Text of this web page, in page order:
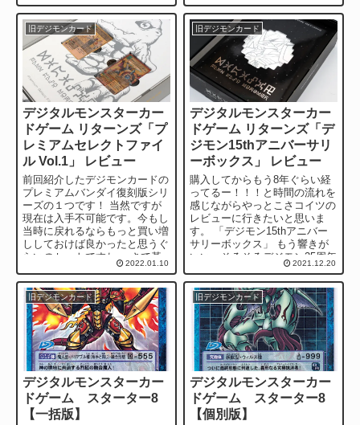
旧デジモンカード
デジタルモンスターカー
ドゲーム リターンズ「プ
レミアムセレクトファイ
ル Vol.1」 レビュー
前回紹介したデジモンカードの
プレミアムバンダイ復刻版シリ
ーズの１つです！ 当然ですが
現在は入手不可能です。今もし
当時に戻れるならもっと買い増
ししておけば良かったと思うぐ
らいのセットですね。 さて基
本的な情報としては...
2022.01.10
旧デジモンカード
デジタルモンスターカー
ドゲーム リターンズ「デ
ジモン15thアニバーサリ
ーボックス」 レビュー
購入してからもう8年ぐらい経
ってるー！！！と時間の流れを
感じながらやっとこさコイツの
レビューに行きたいと思いま
す。 「デジモン15thアニバー
サリーボックス」 もう響きが
いい。そろそろデジモン25周年
近いとかそこらへんはどうで...
2021.12.20
旧デジモンカード
デジタルモンスターカー
ドゲーム スターター8
【一括版】
旧デジモンカード
デジタルモンスターカー
ドゲーム スターター8
【個別版】